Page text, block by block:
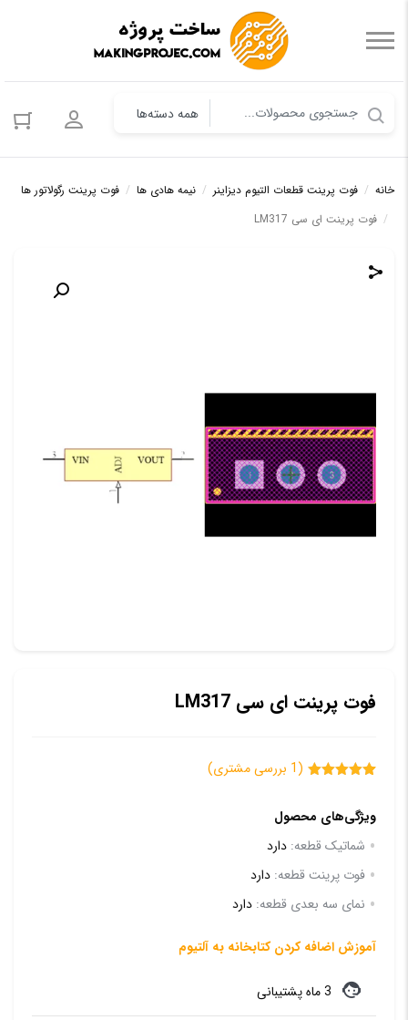
ورود به
خانه / فوت پرینت قطعات التیوم دیزاینر / نیمه هادی ها / فوت پرینت رگولاتور ها
/ فوت پرینت ای سی LM317
فوت پرینت ای سی LM317
در
امتیازدهی
مشتری
(
1 بررسی مشتری)
ویژگی‌های محصول
شماتیک قطعه: دارد
فوت پرینت قطعه: دارد
نمای سه بعدی قطعه: دارد
آموزش اضافه کردن کتابخانه به آلتیوم
3 ماه پشتیبانی